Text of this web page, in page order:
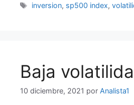
Etiquetas
inversion, sp500 index,
Baja
10 diciembre, 2021 por Analista1